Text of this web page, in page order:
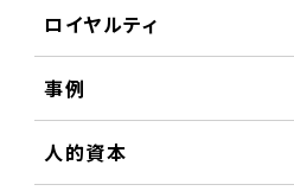
ロイヤルティ
事例
人的資本